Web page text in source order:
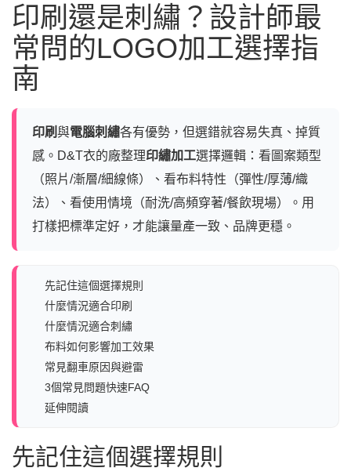
印刷還是刺繡？設計師最
常問的LOGO加工選擇指
南
印刷與電腦刺繡各有優勢，但選錯就容易失真、掉質
感。D&T衣的廠整理印繡加工選擇邏輯：看圖案類型
（照片/漸層/細線條）、看布料特性（彈性/厚薄/織
法）、看使用情境（耐洗/高頻穿著/餐飲現場）。用
打樣把標準定好，才能讓量產一致、品牌更穩。
先記住這個選擇規則
什麼情況適合印刷
什麼情況適合刺繡
布料如何影響加工效果
常見翻車原因與避雷
3個常見問題快速FAQ
延伸閱讀
先記住這個選擇規則